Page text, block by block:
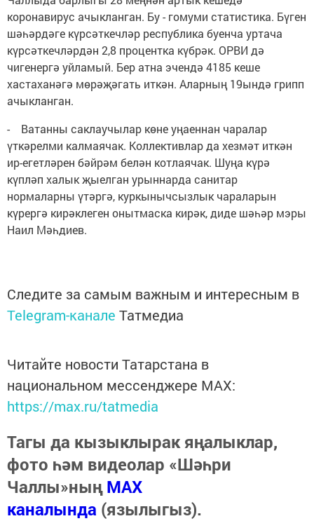
коронавирус ачыкланган. Бу - гомуми статистика. Бүген
шәһәрдәге күрсәткечләр республика буенча уртача
күрсәткечләрдән 2,8 процентка күбрәк. ОРВИ дә
чигенергә уйламый. Бер атна эчендә 4185 кеше
хастаханәгә мөрәҗәгать иткән. Аларның 19ындә грипп
ачыкланган.
- Ватанны саклаучылар көне уңаеннан чаралар
үткәрелми калмаячак. Коллективлар да хезмәт иткән
ир-егетләрен бәйрәм белән котлаячак. Шуңа күрә
күпләп халык җыелган урыннарда санитар
нормаларны үтәргә, куркынычсызлык чараларын
күрергә кирәклеген онытмаска кирәк, диде шәһәр мэры
Наил Мәһдиев.
Следите за самым важным и интересным в
Telegram-канале Татмедиа
Читайте новости Татарстана в
национальном мессенджере MАХ:
https://max.ru/tatmedia
Тагы да кызыклырак яңалыклар,
фото һәм видеолар «Шәһри
Чаллы»ныңMAX
каналында (язылыгыз).